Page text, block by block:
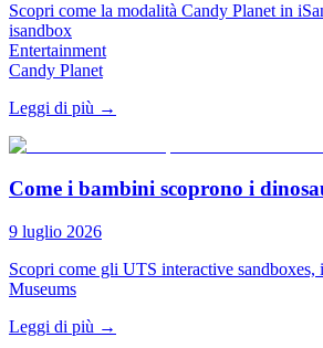
Scopri come la modalità Candy Planet in
isandbox
Entertainment
Candy Planet
Leggi di più →
Come i bambini scoprono i
9 luglio 2026
Scopri come gli UTS interactive
Museums
Leggi di più →